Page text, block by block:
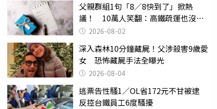
父親群組1句「8／8快到了」掀熱
議！ 10萬人笑翻：高鐵疏運也沒列
父親節
2026-08-02
深入森林10分鐘藏屍！父涉殺害9歲愛
女 恐怖藏屍手法全曝光
2026-08-04
逃票告性騷1／OL省172元不甘被逮
反控台鐵員工6度騷擾